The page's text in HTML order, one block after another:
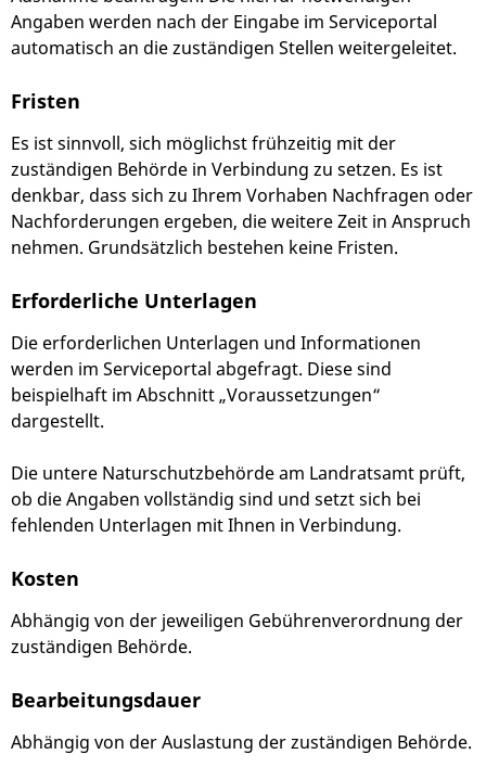
Angaben werden nach der Eingabe im Serviceportal
automatisch an die zuständigen Stellen weitergeleitet.
Fristen
Es ist sinnvoll, sich möglichst frühzeitig mit der
zuständigen Behörde in Verbindung zu setzen. Es ist
denkbar, dass sich zu Ihrem Vorhaben Nachfragen oder
Nachforderungen ergeben, die weitere Zeit in Anspruch
nehmen. Grundsätzlich bestehen keine Fristen.
Erforderliche Unterlagen
Die erforderlichen Unterlagen und Informationen
werden im Serviceportal abgefragt. Diese sind
beispielhaft im Abschnitt „Voraussetzungen“
dargestellt.
Die untere Naturschutzbehörde am Landratsamt prüft,
ob die Angaben vollständig sind und setzt sich bei
fehlenden Unterlagen mit Ihnen in Verbindung.
Kosten
Abhängig von der jeweiligen Gebührenverordnung der
zuständigen Behörde.
Bearbeitungsdauer
Abhängig von der Auslastung der zuständigen Behörde.